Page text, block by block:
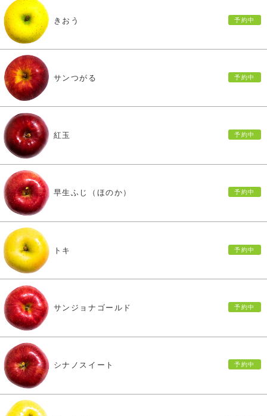
きおう
サンつがる
紅玉
早生ふじ（ほのか）
トキ
サンジョナゴールド
シナノスイート